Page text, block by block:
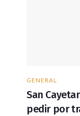
GENERAL
San
pedir por